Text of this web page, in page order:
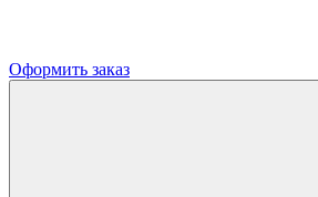
Оформить заказ